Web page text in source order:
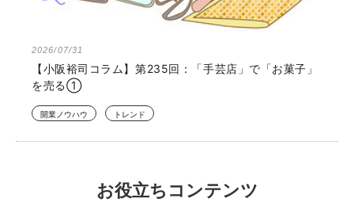
2026/07/31
【小阪裕司コラム】第235回：「手芸店」で「お菓子」
を売る①
開業ノウハウ トレンド
お役立ちコンテンツ